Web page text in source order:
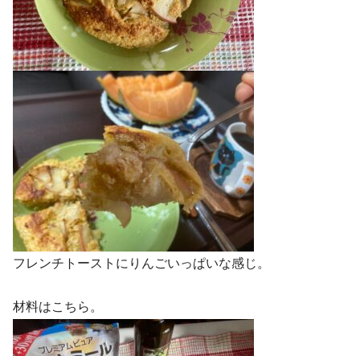
フレンチトーストにりんごいっぱいな感じ。
材料はこちら。